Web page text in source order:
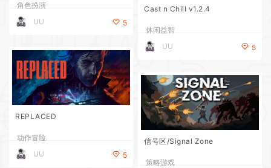
角色扮演
UU
5
Cast n Chill v1.2.4
休闲益智
UU
5
REPLACED
动作冒险
UU
5
信号区/Signal Zone
策略游戏